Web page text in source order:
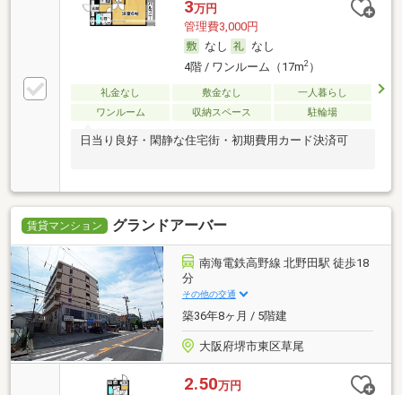
3万円
管理費3,000円
なし
なし
4階 / ワンルーム（17m2）
礼金なし 敷金なし
一人暮らし
ワンルーム
収納スペース 駐輪場
日当り良好・閑静な住宅街・初期費用カード決済可
賃貸マンション グランドアーバー
南海電鉄高野線 北野田駅 徒歩18
分
その他の交通
築36年8ヶ月 / 5階建
大阪府堺市東区草尾
2.50万円